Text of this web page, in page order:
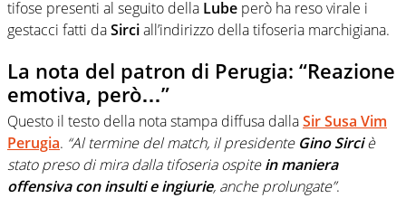
tifose presenti al seguito della Lube però ha reso virale i
gestacci fatti daSirciall’indirizzo della tifoseria marchigiana.
La nota del patron di Perugia: “Reazione
emotiva, però…”
Questo il testo della nota stampa diffusa dallaSir Susa Vim
Perugia. “Al termine del match, il presidente Gino Sirciè
stato preso di mira dalla tifoseria ospitein maniera
offensiva con insulti e ingiurie, anche prolungate”.